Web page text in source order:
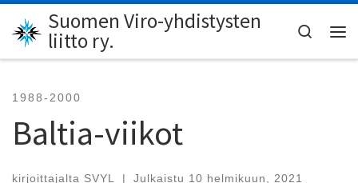
Skip to content
Suomen Viro-yhdistysten
liitto ry.
Search
1988-2000
Baltia-viikot
kirjoittajalta SVYL | Julkaistu 10 helmikuun, 2021